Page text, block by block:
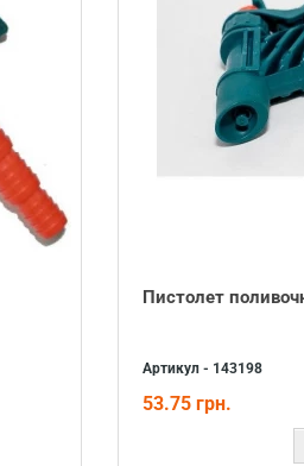
Пистолет
Артикул - 143198
53.75 грн.